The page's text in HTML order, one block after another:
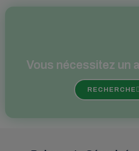
Vous nécessitez un
RECHERCHE